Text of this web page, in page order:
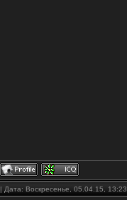
| Дата: Воскресенье, 05.04.15,